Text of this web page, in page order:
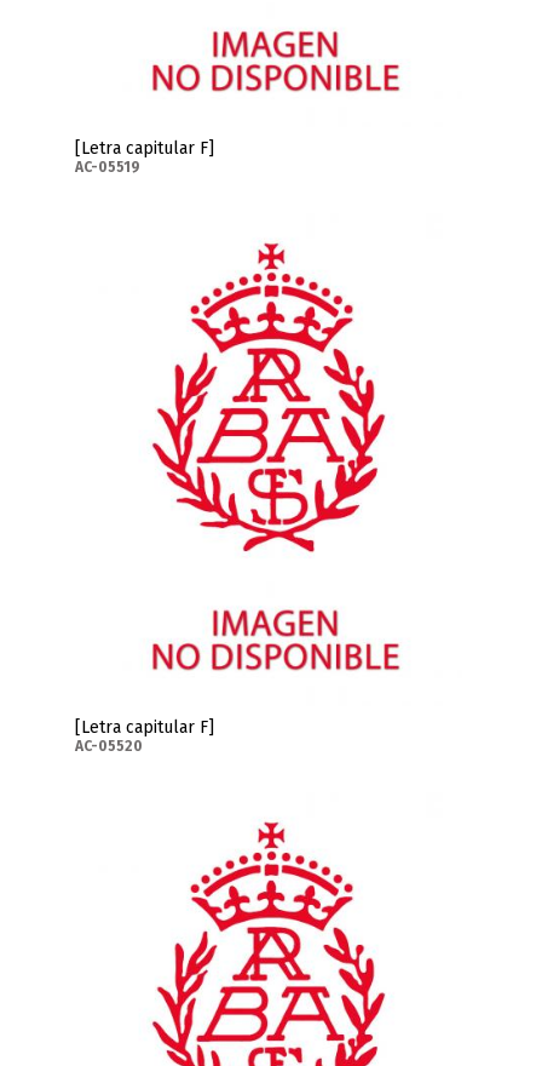
[Letra capitular F]
AC-05519
[Letra capitular F]
AC-05520